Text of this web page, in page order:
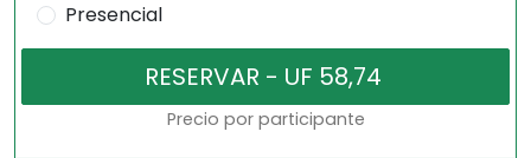
Presencial
Precio por participante